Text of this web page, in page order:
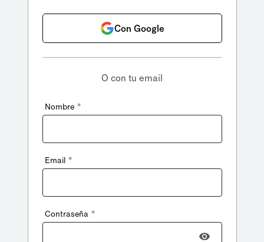
Con Google
O con tu email
Nombre *
Email *
Contraseña *